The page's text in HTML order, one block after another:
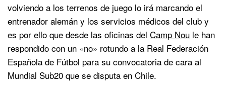
volviendo a los terrenos de juego lo irá marcando el
entrenador alemán y los servicios médicos del club y
es por ello que desde las oficinas del Camp Nou le han
respondido con un «no» rotundo a la Real Federación
Española de Fútbol para su convocatoria de cara al
Mundial Sub20 que se disputa en Chile.